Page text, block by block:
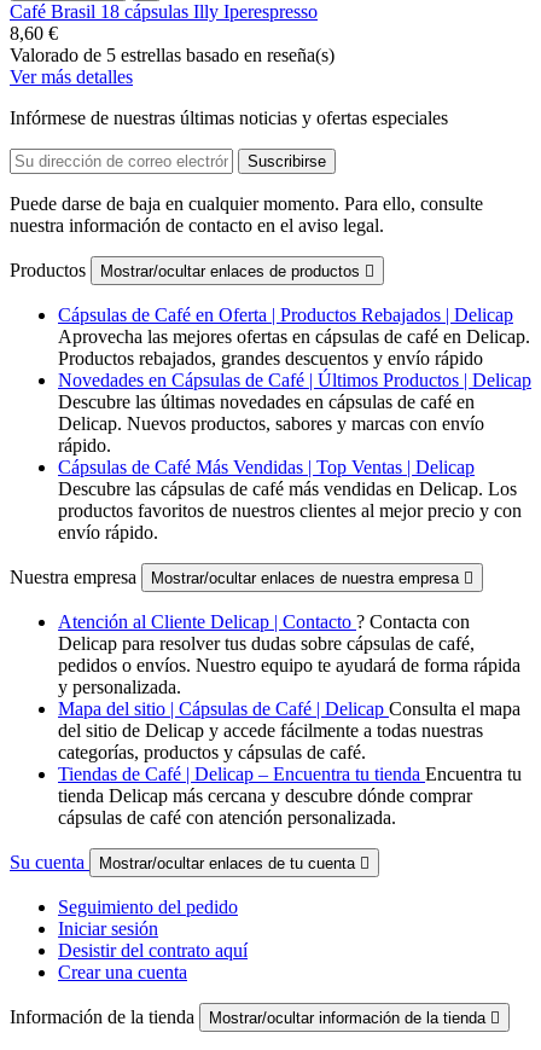
Café Brasil 18 cápsulas Illy Iperespresso
8,60 €
Valorado de 5 estrellas basado en reseña(s)
Ver más detalles
Infórmese de nuestras últimas noticias y ofertas especiales
Puede darse de baja en cualquier momento. Para ello, consulte
nuestra información de contacto en el aviso legal.
Productos Mostrar/ocultar enlaces de productos 
Cápsulas de Café en Oferta | Productos Rebajados | Delicap
Aprovecha las mejores ofertas en cápsulas de café en Delicap.
Productos rebajados, grandes descuentos y envío rápido
Novedades en Cápsulas de Café | Últimos Productos | Delicap
Descubre las últimas novedades en cápsulas de café en
Delicap. Nuevos productos, sabores y marcas con envío
rápido.
Cápsulas de Café Más Vendidas | Top Ventas | Delicap
Descubre las cápsulas de café más vendidas en Delicap. Los
productos favoritos de nuestros clientes al mejor precio y con
envío rápido.
Nuestra empresa Mostrar/ocultar enlaces de nuestra empresa 
Atención al Cliente Delicap | Contacto ? Contacta con
Delicap para resolver tus dudas sobre cápsulas de café,
pedidos o envíos. Nuestro equipo te ayudará de forma rápida
y personalizada.
Mapa del sitio | Cápsulas de Café | Delicap Consulta el mapa
del sitio de Delicap y accede fácilmente a todas nuestras
categorías, productos y cápsulas de café.
Tiendas de Café | Delicap – Encuentra tu tienda Encuentra tu
tienda Delicap más cercana y descubre dónde comprar
cápsulas de café con atención personalizada.
Su cuenta Mostrar/ocultar enlaces de tu cuenta 
Seguimiento del pedido
Iniciar sesión
Desistir del contrato aquí
Crear una cuenta
Información de la tienda Mostrar/ocultar información de la tienda 